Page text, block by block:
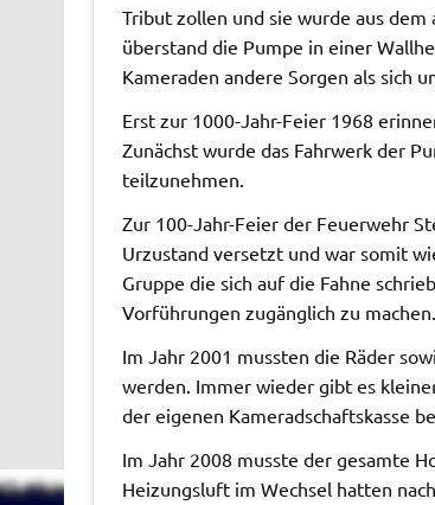
Tribut zollen und sie wurde aus
überstand die Pumpe in einer
Kameraden andere Sorgen als sich
Erst zur 1000-Jahr-Feier 1968
Zunächst wurde das Fahrwerk der
teilzunehmen.
Zur 100-Jahr-Feier der Feuerwehr
Urzustand versetzt und war somit
Gruppe die sich auf die Fahne
Vorführungen zugänglich zu machen.
Im Jahr 2001 mussten die Räder
werden. Immer wieder gibt es
der eigenen Kameradschaftskasse
Im Jahr 2008 musste der gesamte
Heizungsluft im Wechsel hatten